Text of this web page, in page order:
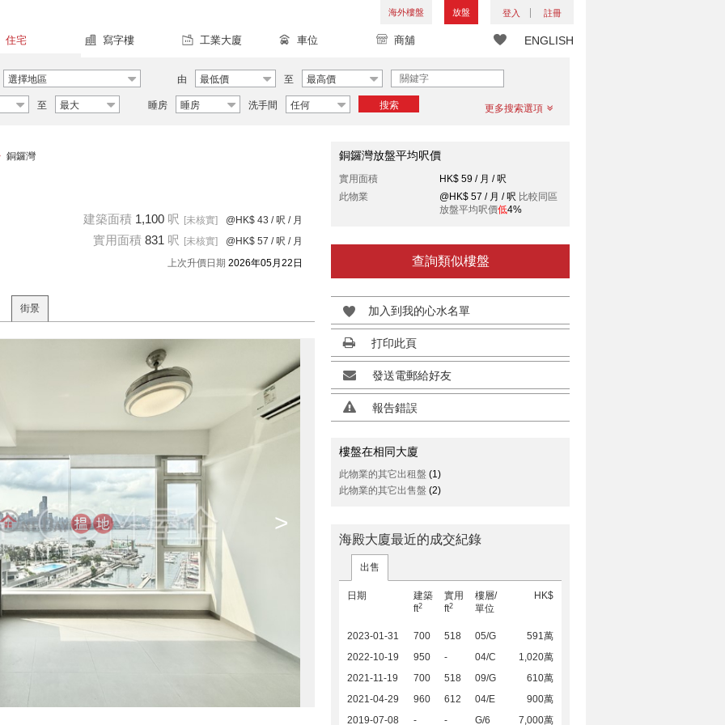
海外樓盤 放盤 登入 註冊
ENGLISH
住宅 寫字樓 工業大廈 車位 商舖
選擇地區 由 最低價 至 最高價
至 最大 睡房 睡房 洗手間 任何 搜索 更多搜索選項
銅鑼灣
建築面積 1,100 呎 [未核實] @HK$ 43 / 呎 / 月
實用面積 831 呎 [未核實] @HK$ 57 / 呎 / 月
上次升價日期 2026年05月22日
街景
>
銅鑼灣放盤平均呎價
實用面積
HK$ 59 / 月 / 呎
此物業
@HK$ 57 / 月 / 呎 比較同區
放盤平均呎價低4%
查詢類似樓盤
加入到我的心水名單
打印此頁
發送電郵給好友
報告錯誤
樓盤在相同大廈
此物業的其它出租盤 (1)
此物業的其它出售盤 (2)
海殿大廈最近的成交紀錄
出售
日期
建築
ft2
實用
ft2
樓層/
單位
HK$
2023-01-31 700 518 05/G
591萬
2022-10-19
950 - 04/C
1,020萬
2021-11-19
700 518 09/G
610萬
2021-04-29
960 612 04/E
900萬
2019-07-08
- - G/6 7,000萬